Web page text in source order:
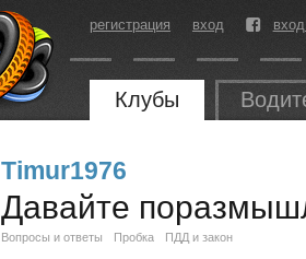
регистрация вход
Клубы
Timur1976
Давайте
Вопросы и ответы Пробка ПДД и закон